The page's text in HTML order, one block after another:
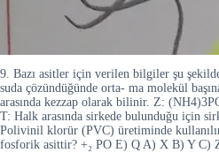
9. Bazı asitler için verilen bilgiler şu
suda çözündüğünde orta- ma molekül
arasında kezzap olarak bilinir. Z:
T: Halk arasında sirkede bulunduğu için
Polivinil klorür (PVC) üretiminde
fosforik asittir? +₂ PO E) Q A) X B) Y C)